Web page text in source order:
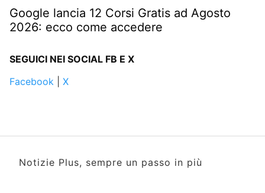
Google lancia 12 Corsi Gratis ad Agosto
2026: ecco come accedere
SEGUICI NEI SOCIAL FB E X
Facebook
X
Notizie Plus, sempre un passo in più